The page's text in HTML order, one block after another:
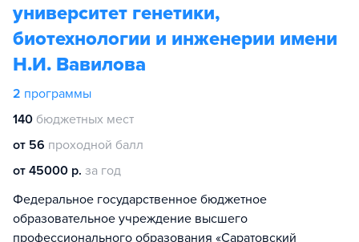
университет генетики,
биотехнологии и инженерии имени
Н.И. Вавилова
2 программы
140 бюджетных мест
от 56 проходной балл
от 45000 р. за год
Федеральное государственное бюджетное
образовательное учреждение высшего
профессионального образования «Саратовский